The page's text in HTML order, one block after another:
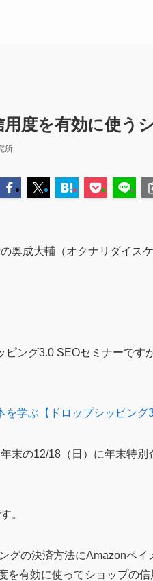
用度を有効に使う
所
奥成大輔（オクナリダイスケ
ング3.0 SEOセミナーです
を学ぶ【ドロップシッピング
末の12/18（日）に年末特別
。
グの決済方法にAmazonペイ
有効に使ってショップの信